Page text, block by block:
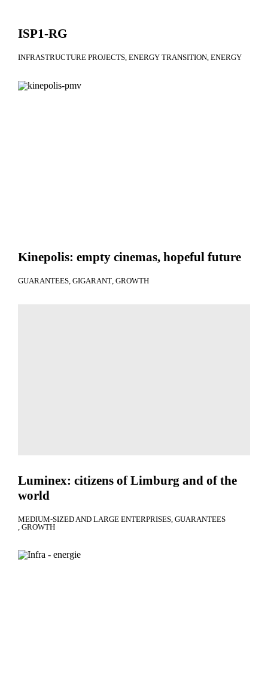
ISP1-RG
INFRASTRUCTURE PROJECTS ENERGY TRANSITION ENERGY
Kinepolis: empty cinemas, hopeful future
GUARANTEES GIGARANT GROWTH
Luminex: citizens of Limburg and of the
world
MEDIUM-SIZED AND LARGE ENTERPRISES GUARANTEES
GROWTH